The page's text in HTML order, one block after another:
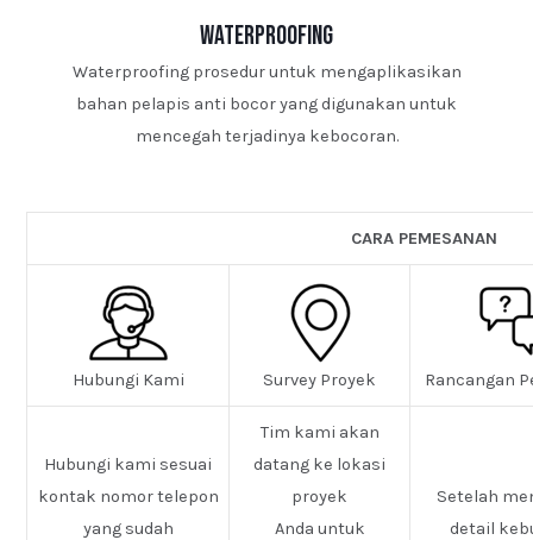
waterproofing
Waterproofing prosedur untuk mengaplikasikan
bahan pelapis anti bocor yang digunakan untuk
mencegah terjadinya kebocoran.
CARA PEMESANAN
Hubungi Kami Survey Proyek Rancangan
Hubungi kami sesuai
kontak nomor telepon
yang sudah
Tim kami akan
datang ke lokasi
proyek
Anda untuk
Setelah
detail